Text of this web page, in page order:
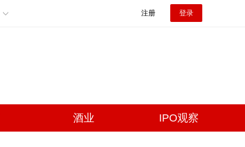
注册 登录
酒业 IPO观察